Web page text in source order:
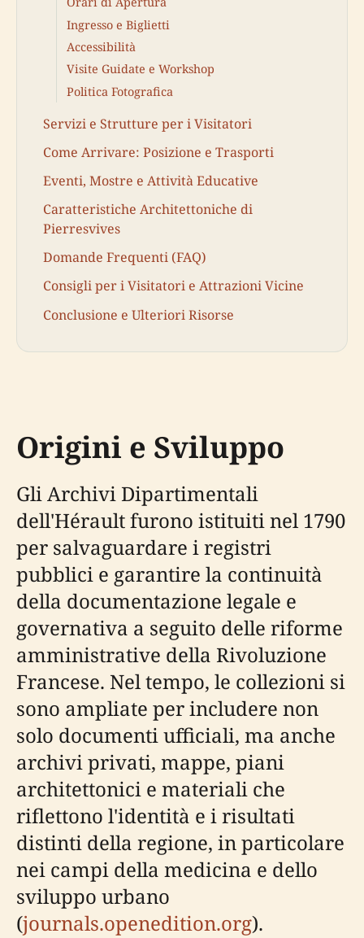
Ingresso e Biglietti
Accessibilità
Visite Guidate e Workshop
Politica Fotografica
Servizi e Strutture per i Visitatori
Come Arrivare: Posizione e Trasporti
Eventi, Mostre e Attività Educative
Caratteristiche Architettoniche di
Pierresvives
Domande Frequenti (FAQ)
Consigli per i Visitatori e Attrazioni Vicine
Conclusione e Ulteriori Risorse
Origini e Sviluppo
Gli Archivi Dipartimentali
dell'Hérault furono istituiti nel 1790
per salvaguardare i registri
pubblici e garantire la continuità
della documentazione legale e
governativa a seguito delle riforme
amministrative della Rivoluzione
Francese. Nel tempo, le collezioni si
sono ampliate per includere non
solo documenti ufficiali, ma anche
archivi privati, mappe, piani
architettonici e materiali che
riflettono l'identità e i risultati
distinti della regione, in particolare
nei campi della medicina e dello
sviluppo urbano
(journals.openedition.org).